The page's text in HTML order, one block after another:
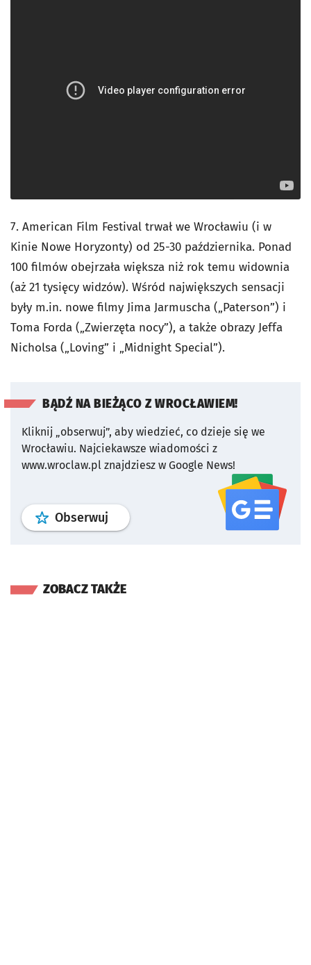
7. American Film Festival trwał we Wrocławiu (i w
Kinie Nowe Horyzonty) od 25-30 października. Ponad
100 filmów obejrzała większa niż rok temu widownia
(aż 21 tysięcy widzów). Wśród największych sensacji
były m.in. nowe filmy Jima Jarmuscha („Paterson”) i
Toma Forda („Zwierzęta nocy”), a także obrazy Jeffa
Nicholsa („Loving” i „Midnight Special”).
BĄDŹ NA BIEŻĄCO Z WROCŁAWIEM!
Kliknij „obserwuj”, aby wiedzieć, co dzieje się we
Wrocławiu. Najciekawsze wiadomości z
www.wroclaw.pl znajdziesz w Google News!
Obserwuj profil serwisu
ZOBACZ TAKŻE